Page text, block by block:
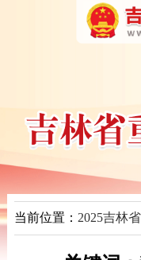
当前位置： 2025吉林